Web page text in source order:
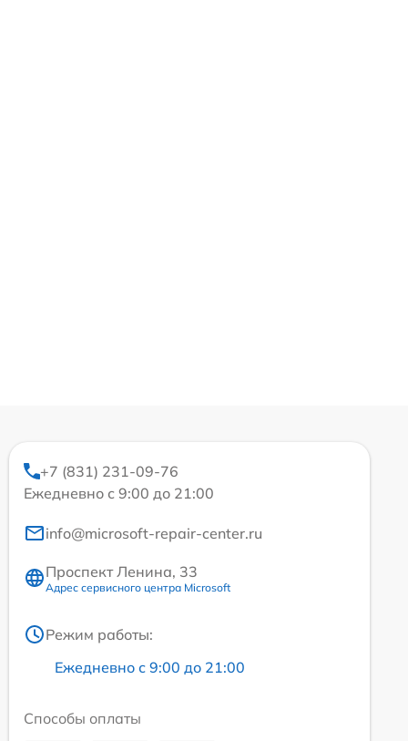
+7 (831) 231-09-76
Ежедневно с 9:00 до 21:00
info@microsoft-repair-center.ru
Проспект Ленина, 33
Адрес сервисного центра Microsoft
Режим работы:
Ежедневно с 9:00 до 21:00
Способы оплаты